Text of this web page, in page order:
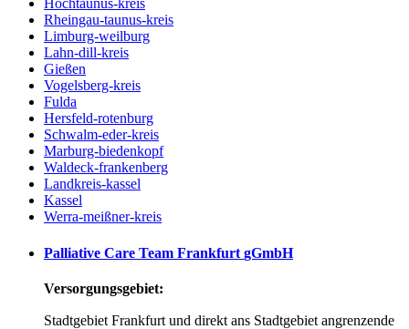
Hochtaunus-kreis
Rheingau-taunus-kreis
Limburg-weilburg
Lahn-dill-kreis
Gießen
Vogelsberg-kreis
Fulda
Hersfeld-rotenburg
Schwalm-eder-kreis
Marburg-biedenkopf
Waldeck-frankenberg
Landkreis-kassel
Kassel
Werra-meißner-kreis
Palliative Care Team Frankfurt gGmbH
Versorgungsgebiet:
Stadtgebiet Frankfurt und direkt ans Stadtgebiet angrenzende